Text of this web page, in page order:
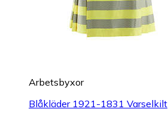
Arbetsbyxor
Blåkläder 1921-1831 Varselkilt